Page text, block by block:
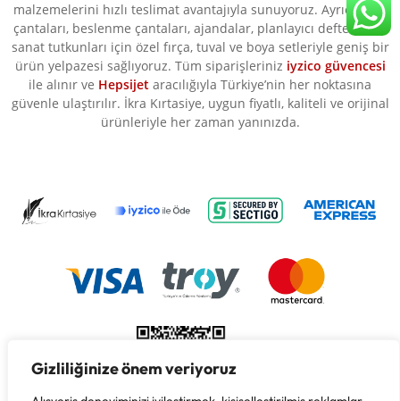
Gizliliğinize önem veriyoruz
malzemelerini hızlı teslimat avantajıyla sunuyoruz. Ayrıca okul
çantaları, beslenme çantaları, ajandalar, planlayıcı defterler ve
sanat tutkunları için özel fırça, tuval ve boya setleriyle geniş bir
ürün yelpazesi sağlıyoruz. Tüm siparişleriniz iyzico güvencesi
ile alınır ve Hepsijet aracılığıyla Türkiye’nin her noktasına
güvenle ulaştırılır. İkra Kırtasiye, uygun fiyatlı, kaliteli ve orijinal
ürünleriyle her zaman yanınızda.